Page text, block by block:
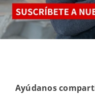
Ayúdanos